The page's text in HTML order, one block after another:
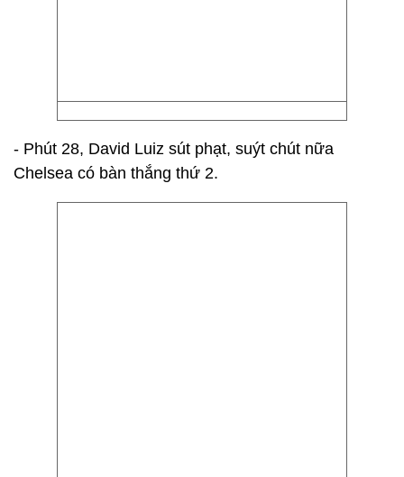
- Phút 28, David Luiz sút phạt, suýt chút nữa
Chelsea có bàn thắng thứ 2.